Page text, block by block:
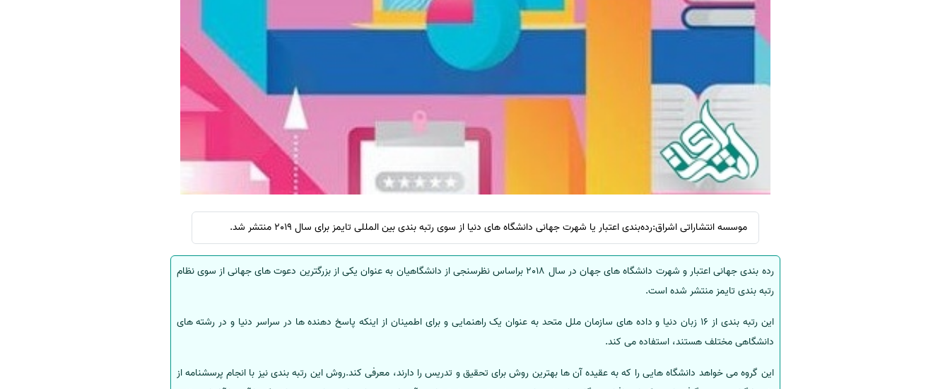
موسسه انتشاراتی اشراق:رده‌بندی اعتبار یا شهرت جهانی دانشگاه های دنیا از سوی رتبه بندی بین المللی تایمز برای سال 2019 منتشر شد.
رده بندی جهانی اعتبار و شهرت دانشگاه های جهان در سال 2018 براساس نظرسنجی از دانشگاهیان به عنوان یکی از بزرگترین دعوت های جهانی از سوی نظام
رتبه بندی تایمز منتشر شده است.
این رتبه بندی از 16 زبان دنیا و داده های سازمان ملل متحد به عنوان یک راهنمایی و برای اطمینان از اینکه پاسخ دهنده ها در سراسر دنیا و در رشته های
دانشگاهی مختلف هستند، استفاده می کند.
این گروه می خواهد دانشگاه هایی را که به عقیده آن ها بهترین روش برای تحقیق و تدریس را دارند، معرفی کند.روش این رتبه بندی نیز با انجام پرسشنامه از